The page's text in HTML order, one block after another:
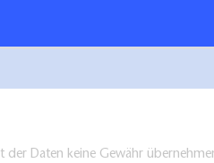
Daten keine Gewähr